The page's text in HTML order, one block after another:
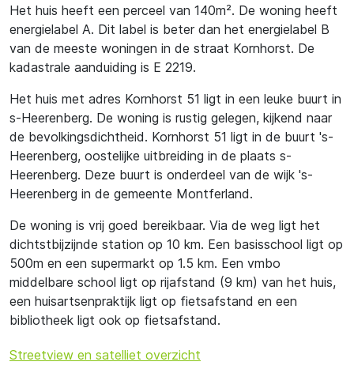
Het huis heeft een perceel van 140m². De woning heeft
energielabel A. Dit label is beter dan het energielabel B
van de meeste woningen in de straat Kornhorst. De
kadastrale aanduiding is E 2219.
Het huis met adres Kornhorst 51 ligt in een leuke buurt in
s-Heerenberg. De woning is rustig gelegen, kijkend naar
de bevolkingsdichtheid. Kornhorst 51 ligt in de buurt 's-
Heerenberg, oostelijke uitbreiding in de plaats s-
Heerenberg. Deze buurt is onderdeel van de wijk 's-
Heerenberg in de gemeente Montferland.
De woning is vrij goed bereikbaar. Via de weg ligt het
dichtstbijzijnde station op 10 km. Een basisschool ligt op
500m en een supermarkt op 1.5 km. Een vmbo
middelbare school ligt op rijafstand (9 km) van het huis,
een huisartsenpraktijk ligt op fietsafstand en een
bibliotheek ligt ook op fietsafstand.
Streetview en satelliet overzicht